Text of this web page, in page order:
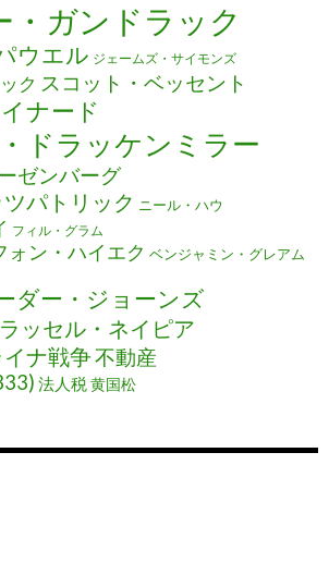
・ガンドラック
ウエル ジェームズ・サイモンズ
ク スコット・ベッセント
ナード
ドラッケンミラー
ゼンバーグ
パトリック ニール・ハウ
フィル・グラム
ォン・ハイエク ベンジャミン・グレアム
ダー・ジョーンズ
ラッセル・ネイピア
ナ戦争不動産
法人税黄国松